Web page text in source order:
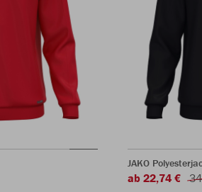
JAKO
ab 22,74 €